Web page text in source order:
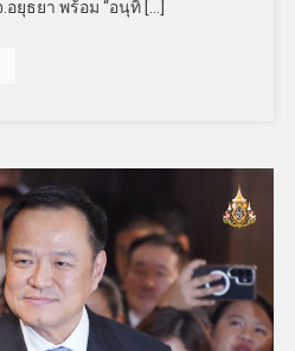
ยุธยา พร้อม “อนุทิ […]